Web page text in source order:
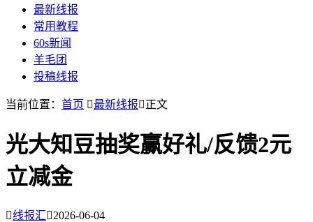
最新线报
常用教程
60s新闻
羊毛团
投稿线报
当前位置： 首页 最新线报正文
光大知豆抽奖赢好礼/反馈2元
立减金
线报汇2026-06-04